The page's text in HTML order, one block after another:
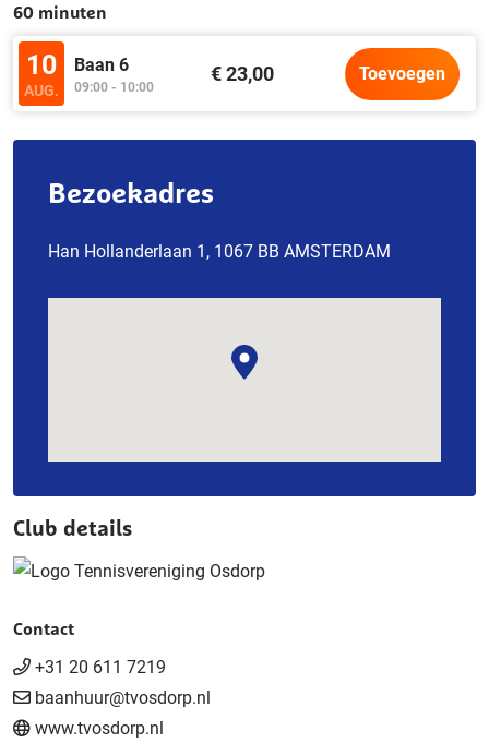
60 minuten
10
AUG.
Baan 6
09:00 - 10:00
€ 23,00 Toevoegen
Bezoekadres
Han Hollanderlaan 1, 1067 BB AMSTERDAM
Club details
Contact
+31 20 611 7219
baanhuur@tvosdorp.nl
www.tvosdorp.nl